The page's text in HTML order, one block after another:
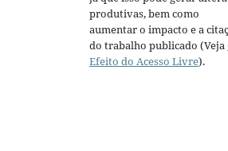
produtivas, bem como
aumentar o impacto e a
do trabalho publicado (Veja
Efeito do Acesso Livre).